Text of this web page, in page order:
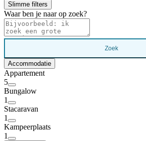
Slimme filters
Waar ben je naar op zoek?
Zoek
Accommodatie
Appartement
5
Bungalow
1
Stacaravan
1
Kampeerplaats
1